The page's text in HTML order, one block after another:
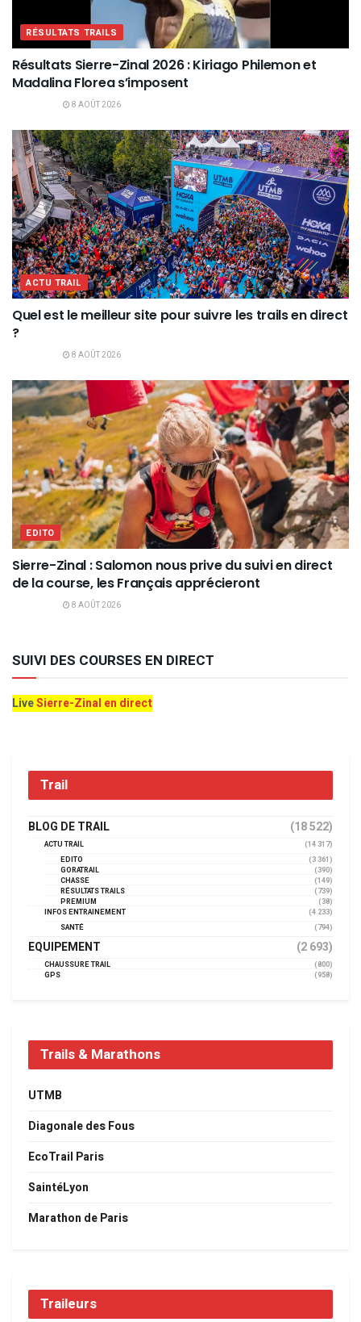
RÉSULTATS TRAILS
Résultats Sierre-Zinal 2026 : Kiriago Philemon et
Madalina Florea s’imposent
8 AOÛT 2026
ACTU TRAIL
Quel est le meilleur site pour suivre les trails en direct
?
8 AOÛT 2026
EDITO
Sierre-Zinal : Salomon nous prive du suivi en direct
de la course, les Français apprécieront
8 AOÛT 2026
SUIVI DES COURSES EN DIRECT
LiveSierre-Zinal en direct
Trail
BLOG DE TRAIL (18 522)
ACTU TRAIL
(14 317)
EDITO
(3 361)
GORATRAIL
(390)
CHASSE
(149)
RÉSULTATS TRAILS
(739)
PREMIUM
(38)
INFOS ENTRAINEMENT
(4 233)
SANTÉ
(794)
EQUIPEMENT (2 693)
CHAUSSURE TRAIL
(800)
GPS
(958)
Trails & Marathons
UTMB
Diagonale des Fous
EcoTrail Paris
SaintéLyon
Marathon de Paris
Traileurs